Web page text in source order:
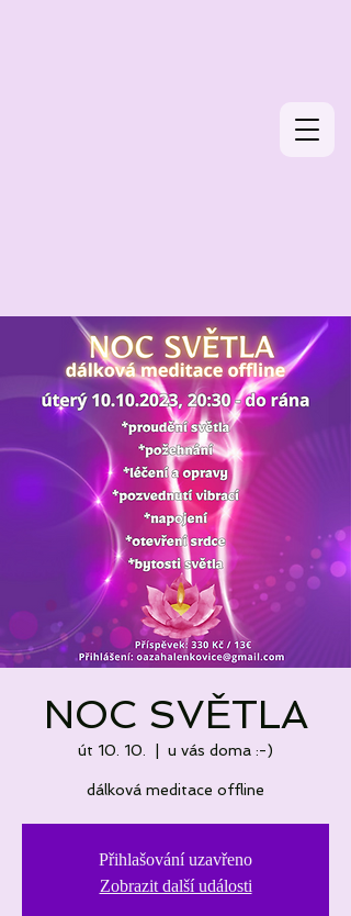
NOC SVĚTLA
út 10. 10. u vás doma :-)
dálková meditace offline
Přihlašování uzavřeno
Zobrazit další události